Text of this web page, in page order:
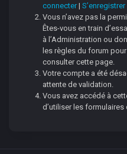
connecter|S’enregistrer
Vous n’avez pas la
Êtes-vous en train
à l’Administration ou
les règles du forum
consulter cette page.
Votre compte a été
attente de validation.
Vous avez accédé à
d’utiliser les